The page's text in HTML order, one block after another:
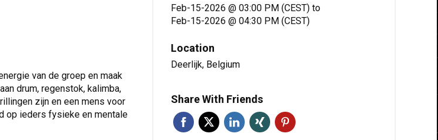
van de groep en maak
drum, regenstok, kalimba,
zijn en een mens voor
op ieders fysieke en mentale
Feb-15-2026 @ 03:00 PM (CEST) to
Feb-15-2026 @ 04:30 PM (CEST)
Location
Deerlijk, Belgium
Share With Friends